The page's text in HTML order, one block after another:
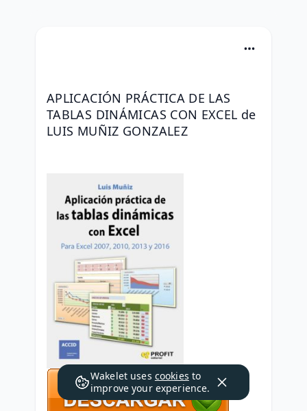
APLICACIÓN PRÁCTICA DE LAS
TABLAS DINÁMICAS CON EXCEL de
LUIS MUÑIZ GONZALEZ
Wakelet uses cookies to
improve your experience.